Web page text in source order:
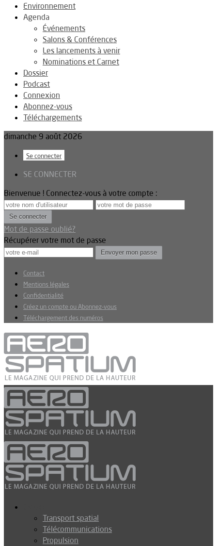
Environnement
Agenda
Événements
Salons & Conférences
Les lancements à venir
Nominations et Carnet
Dossier
Podcast
Connexion
Abonnez-vous
Téléchargements
dimanche 9 août 2026
Se connecter
SE CONNECTER
Bienvenue ! Connectez-vous à votre compte :
Mot de passe oublié?
Récupérer votre mot de passe
Contact
Mentions légales
Confidentialité
Créez un compte ou Abonnez-vous
Téléchargement des numéros
Transport spatial
Télécommunications
Propulsion